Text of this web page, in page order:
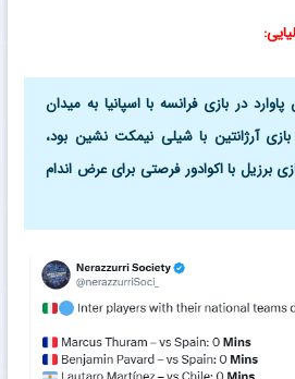
در بازی فرانسه با اسپانیا به میدان
بازی آرژانتین با شیلی نیمکت نشین بود،
برزیل با اکوادور فرصتی برای عرض اندام